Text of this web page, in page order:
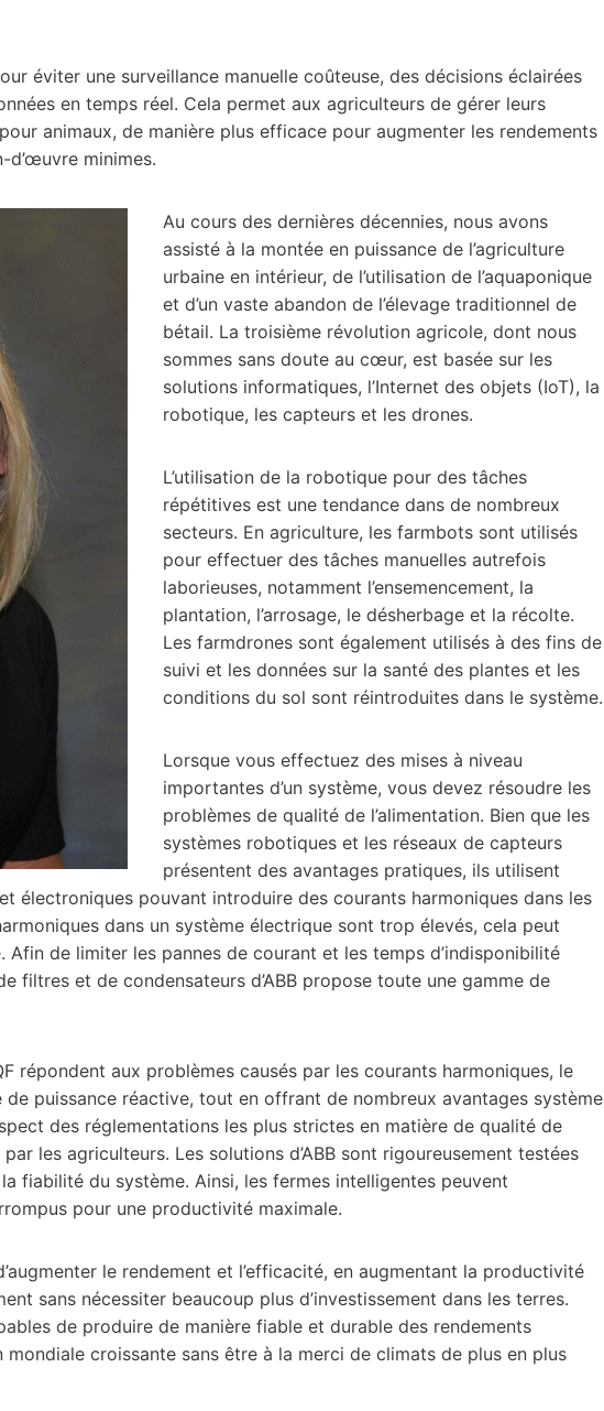
éviter une surveillance manuelle coûteuse, des décisions éclairées
en temps réel. Cela permet aux agriculteurs de gérer leurs
animaux, de manière plus efficace pour augmenter les rendements
minimes.
Au cours des dernières décennies, nous avons
assisté à la montée en puissance de l’agriculture
urbaine en intérieur, de l’utilisation de l’aquaponique
et d’un vaste abandon de l’élevage traditionnel de
bétail. La troisième révolution agricole, dont nous
sommes sans doute au cœur, est basée sur les
solutions informatiques, l’Internet des objets (IoT), la
robotique, les capteurs et les drones.
L’utilisation de la robotique pour des tâches
répétitives est une tendance dans de nombreux
secteurs. En agriculture, les farmbots sont utilisés
pour effectuer des tâches manuelles autrefois
laborieuses, notamment l’ensemencement, la
plantation, l’arrosage, le désherbage et la récolte.
Les farmdrones sont également utilisés à des fins de
suivi et les données sur la santé des plantes et les
conditions du sol sont réintroduites dans le système.
Lorsque vous effectuez des mises à niveau
importantes d’un système, vous devez résoudre les
problèmes de qualité de l’alimentation. Bien que les
systèmes robotiques et les réseaux de capteurs
présentent des avantages pratiques, ils utilisent
électroniques pouvant introduire des courants harmoniques dans les
dans un système électrique sont trop élevés, cela peut
Afin de limiter les pannes de courant et les temps d’indisponibilité
filtres et de condensateurs d’ABB propose toute une gamme de
répondent aux problèmes causés par les courants harmoniques, le
puissance réactive, tout en offrant de nombreux avantages système
des réglementations les plus strictes en matière de qualité de
les agriculteurs. Les solutions d’ABB sont rigoureusement testées
fiabilité du système. Ainsi, les fermes intelligentes peuvent
pour une productivité maximale.
le rendement et l’efficacité, en augmentant la productivité
sans nécessiter beaucoup plus d’investissement dans les terres.
de produire de manière fiable et durable des rendements
croissante sans être à la merci de climats de plus en plus